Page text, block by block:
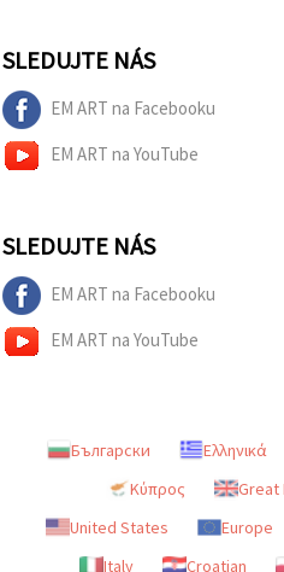
SLEDUJTE NÁS
EM ART na Facebooku
EM ART na YouTube
SLEDUJTE NÁS
EM ART na Facebooku
EM ART na YouTube
Български Ελληνικά
Κύπρος
Great
United States
Europe
Italy
Croatian